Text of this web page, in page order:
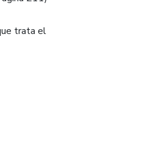
trata el